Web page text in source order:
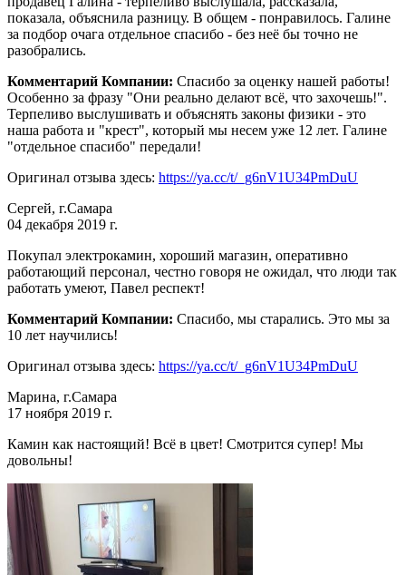
показала, объяснила разницу. В общем - понравилось. Галине
за подбор очага отдельное спасибо - без неё бы точно не
разобрались.
Комментарий Компании: Спасибо за оценку нашей работы!
Особенно за фразу "Они реально делают всё, что захочешь!".
Терпеливо выслушивать и объяснять законы физики - это
наша работа и "крест", который мы несем уже 12 лет. Галине
"отдельное спасибо" передали!
Оригинал отзыва здесь: https://ya.cc/t/_g6nV1U34PmDuU
Сергей, г.Самара
04 декабря 2019 г.
Покупал электрокамин, хороший магазин, оперативно
работающий персонал, честно говоря не ожидал, что люди так
работать умеют, Павел респект!
Комментарий Компании: Спасибо, мы старались. Это мы за
10 лет научились!
Оригинал отзыва здесь: https://ya.cc/t/_g6nV1U34PmDuU
Марина, г.Самара
17 ноября 2019 г.
Камин как настоящий! Всё в цвет! Смотрится супер! Мы
довольны!